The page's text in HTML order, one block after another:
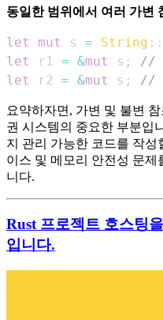
동일한 범위에서 여러 가변
let mut s = String ::
let
r1 = &mut s ;
//
let
r2 = &mut s ; //
요약하자면, 가변 및 불변
권 시스템의 중요한 부분입
지 관리 가능한 코드를 작성
이스 및 메모리 안전성 문
니다.
Rust 프로젝트 호스팅
입니다.